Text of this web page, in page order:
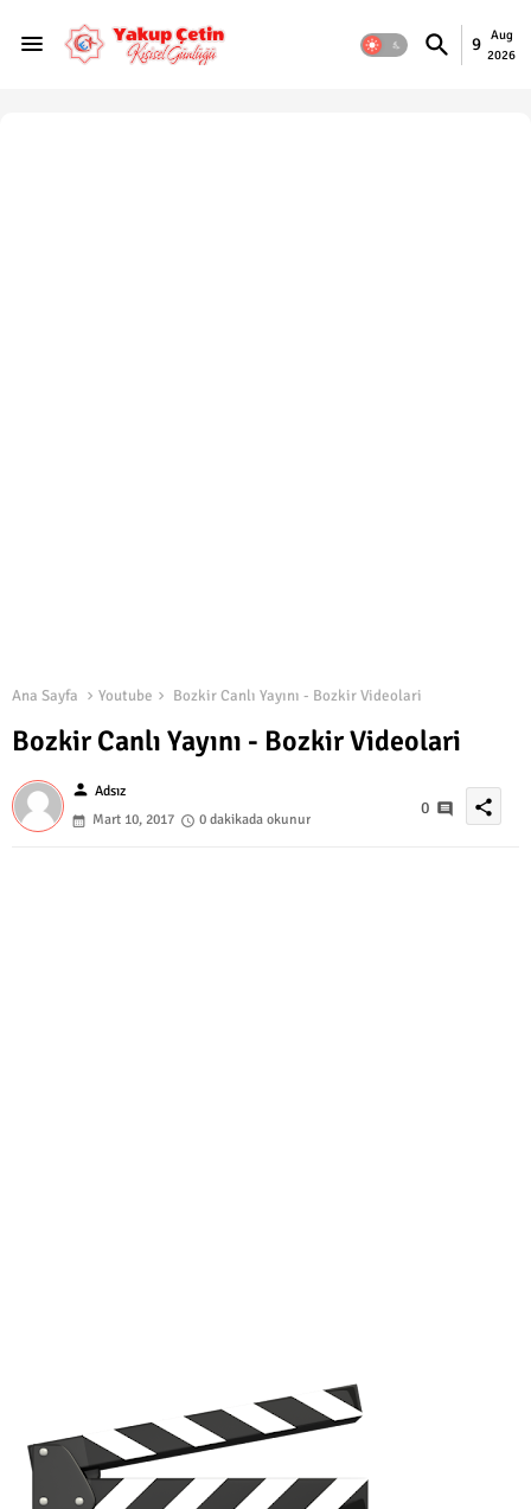
9
Aug
2026
Ana Sayfa Youtube Bozkir Canlı Yayını - Bozkir Videolari
Bozkir Canlı Yayını - Bozkir Videolari
person Adsız
Mart 10, 2017
0 dakikada okunur
0 share